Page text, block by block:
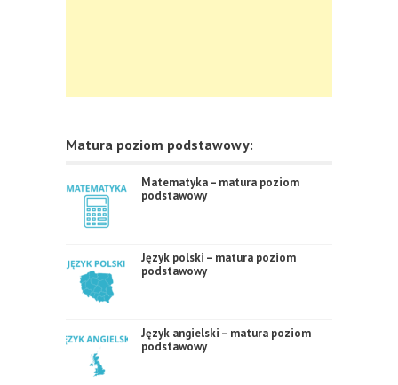
Matura poziom podstawowy:
Matematyka – matura poziom
podstawowy
Język polski – matura poziom
podstawowy
Język angielski – matura poziom
podstawowy